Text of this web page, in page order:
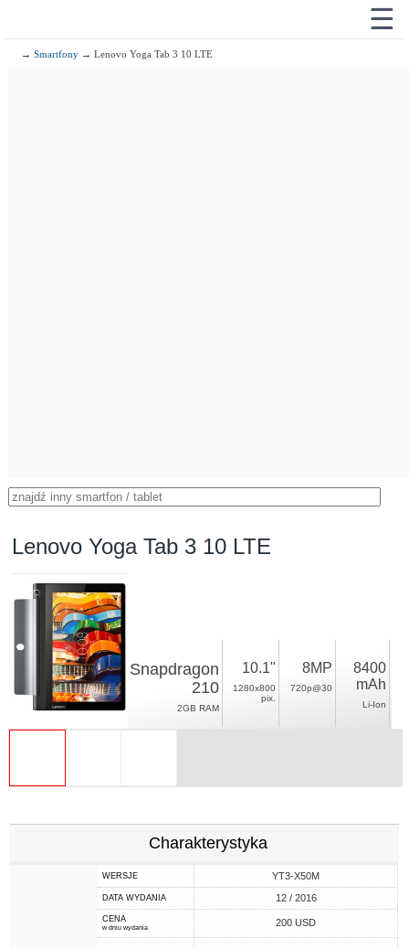
☰
→Smartfony → Lenovo Yoga Tab 3 10 LTE
Lenovo Yoga Tab 3 10 LTE
Snapdragon
210
2GB RAM
10.1"
1280x800
pix.
8MP
720p@30
8400
mAh
Li-Ion
Charakterystyka
WERSJE YT3-X50M
DATA WYDANIA 12 / 2016
CENA
w dniu wydania 200 USD